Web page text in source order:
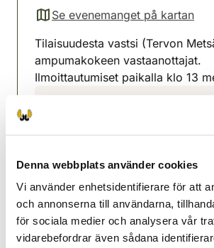
Denna webbplats använder cookies
Vi använder enhetsidentifierare för att
och annonserna till användarna,
för sociala medier och analysera vår
vidarebefordrar även sådana
Se evenemanget på kartan
(avautuu uuteen välilehteen)
Tilaisuudesta vastsi (Tervon
ampumakokeen vastaanottajat.
Ilmoittautumiset paikalla klo 13